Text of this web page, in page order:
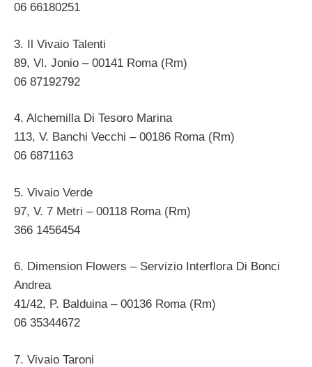
06 66180251
3. Il Vivaio Talenti
89, Vl. Jonio – 00141 Roma (Rm)
06 87192792
4. Alchemilla Di Tesoro Marina
113, V. Banchi Vecchi – 00186 Roma (Rm)
06 6871163
5. Vivaio Verde
97, V. 7 Metri – 00118 Roma (Rm)
366 1456454
6. Dimension Flowers – Servizio Interflora Di Bonci
Andrea
41/42, P. Balduina – 00136 Roma (Rm)
06 35344672
7. Vivaio Taroni